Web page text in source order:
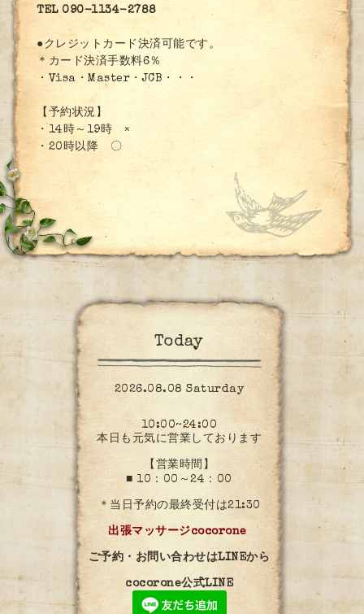
TEL 090-1134-2788
●クレジットカード決済可能です。
＊カード決済手数料6％
・Visa・Master・JCB・・・
【予約状況】
・14時～19時 ×
・20時以降 〇
Today
2026.08.08 Saturday
10:00~24:00
本日も元気に営業しております
【営業時間】
■ 10：00～24：00
＊当日予約の最終受付は21:30
出張マッサージcocorone
ご予約・お問い合わせはLINEから
cocorone公式LINE